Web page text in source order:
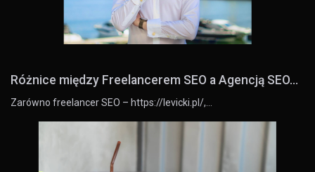
Różnice między Freelancerem SEO a Agencją SEO...
Zarówno freelancer SEO – https://levicki.pl/,…